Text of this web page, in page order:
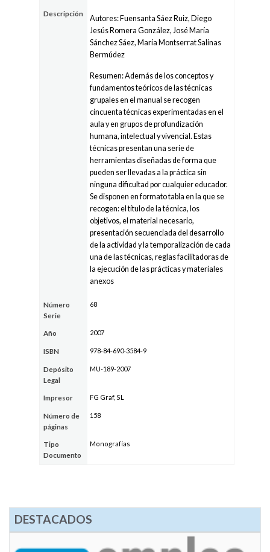
Descripción
Autores: Fuensanta Sáez Ruiz, Diego
Jesús Romera González, José María
Sánchez Sáez, María Montserrat Salinas
Bermúdez
Resumen: Además de los conceptos y
fundamentos teóricos de las técnicas
grupales en el manual se recogen
cincuenta técnicas experimentadas en el
aula y en grupos de profundización
humana, intelectual y vivencial. Estas
técnicas presentan una serie de
herramientas diseñadas de forma que
pueden ser llevadas a la práctica sin
ninguna dificultad por cualquier educador.
Se disponen en formato tabla en la que se
recogen: el título de la técnica, los
objetivos, el material necesario,
presentación secuenciada del desarrollo
de la actividad y la temporalización de cada
una de las técnicas, reglas facilitadoras de
la ejecución de las prácticas y materiales
anexos
Número
Serie
68
Año 2007
ISBN 978-84-690-3584-9
Depósito
Legal
MU-189-2007
Impresor FG Graf, SL
Número de
páginas
158
Tipo
Documento
Monografías
DESTACADOS